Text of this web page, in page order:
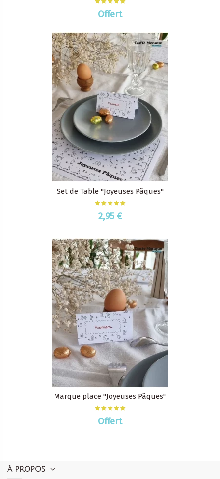
Offert
Set de Table "Joyeuses Pâques"
2,95 €
Marque place "Joyeuses Pâques"
Offert
À PROPOS